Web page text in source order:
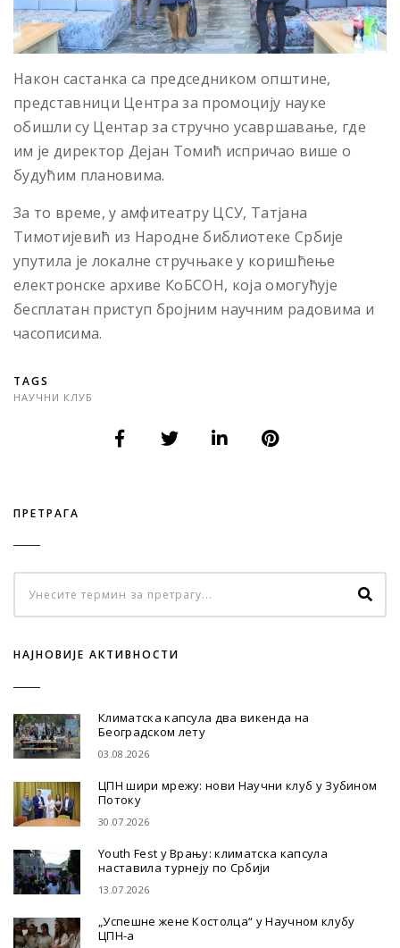
Након састанка са председником општине,
представници Центра за промоцију науке
обишли су Центар за стручно усавршавање, где
им је директор Дејан Томић испричао више о
будућим плановима.
За то време, у амфитеатру ЦСУ, Татјана
Тимотијевић из Народне библиотеке Србије
упутила је локалне стручњаке у коришћење
електронске архиве КоБСОН, која омогућује
бесплатан приступ бројним научним радовима и
часописима.
TAGS
НАУЧНИ КЛУБ
ПРЕТРАГА
НАЈНОВИЈЕ АКТИВНОСТИ
Климатска капсула два викенда на
Београдском лету
03.08.2026
ЦПН шири мрежу: нови Научни клуб у Зубином
Потоку
30.07.2026
Youth Fest у Врању: климатска капсула
наставила турнеју по Србији
13.07.2026
„Успешне жене Костолца“ у Научном клубу
ЦПН-а